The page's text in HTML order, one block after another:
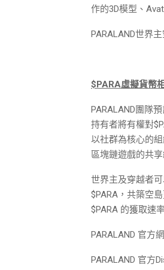
作的3D模型、
PARALAND世界
$PARA虛擬貨幣
PARALAND團隊
持有者將有權對
以社群為核心的
區塊鏈遊戲的共
世界主及穿越者
$PARA，共築空
$PARA 的獲取速
PARALAND 官方
PARALAND 官方